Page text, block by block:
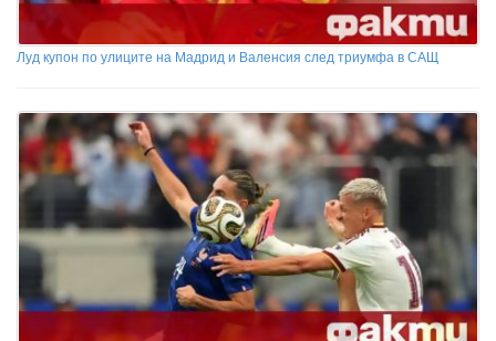
Луд купон по улиците на Мадрид и Валенсия след триумфа в САЩ